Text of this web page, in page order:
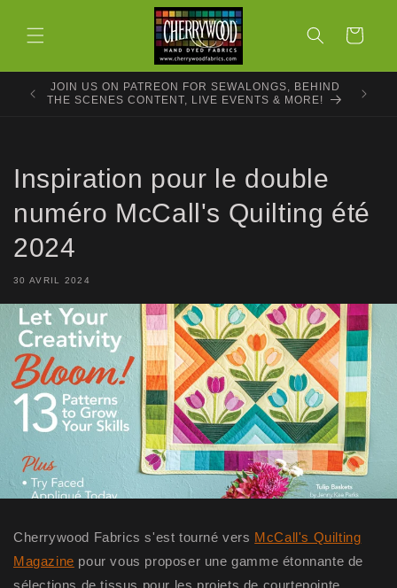
au
Panier
JOIN US ON PATREON FOR SEWALONGS, BEHIND
THE SCENES CONTENT, LIVE EVENTS & MORE!
Inspiration pour le double
numéro McCall's Quilting été
2024
30 AVRIL 2024
Cherrywood Fabrics s'est tourné vers McCall's Quilting
Magazine pour vous proposer une gamme étonnante de
sélections de tissus pour les projets de courtepointe